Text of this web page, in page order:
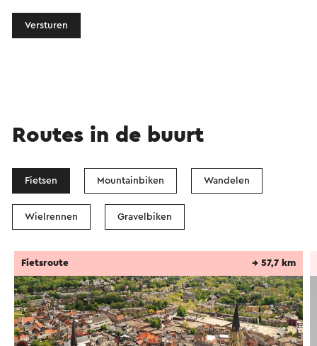
Versturen
Routes in de buurt
Fietsen Mountainbiken Wandelen
Wielrennen Gravelbiken
Fietsroute → 57,7 km